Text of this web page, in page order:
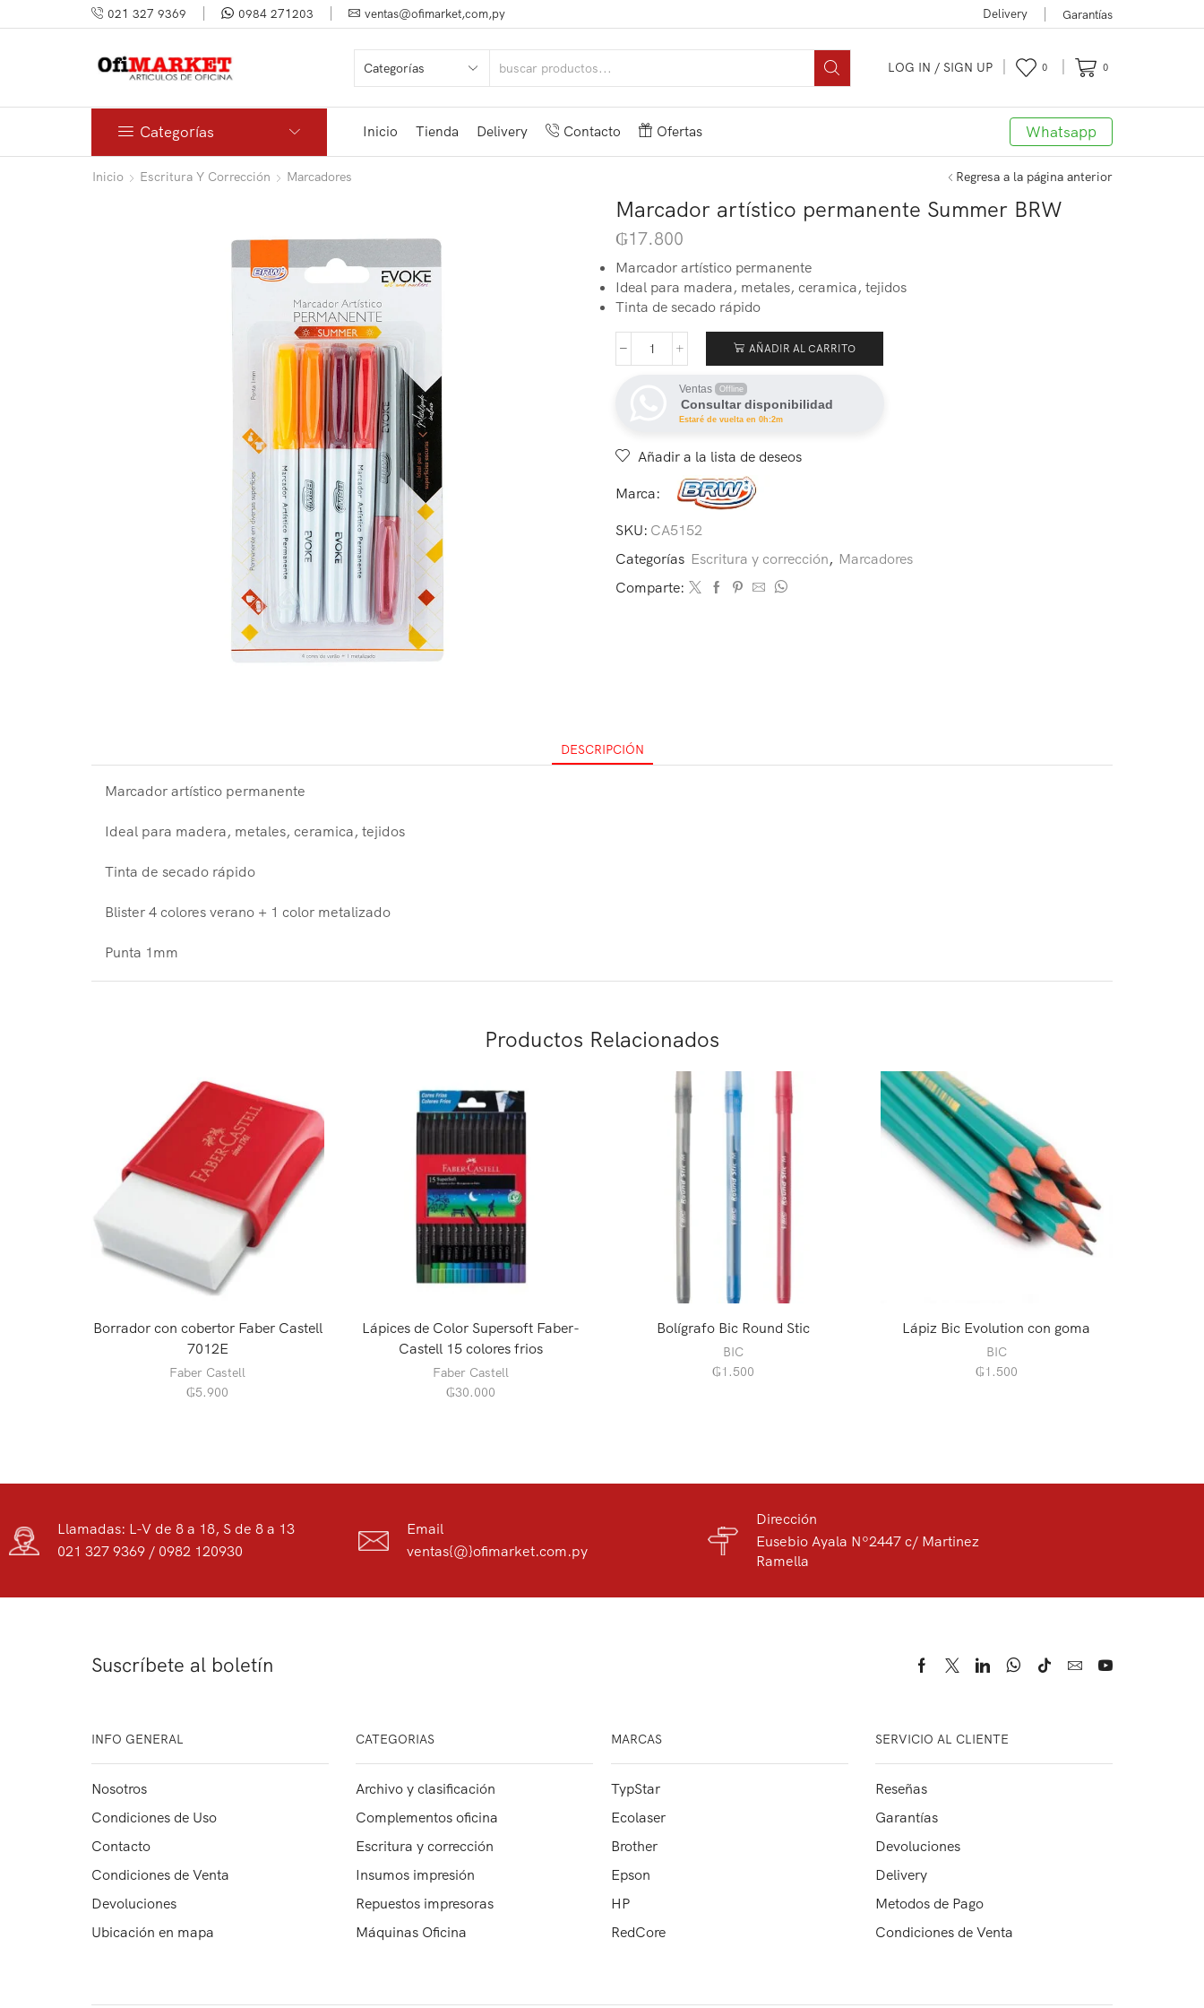
021 327 9369 0984 271203 ventas@ofimarket,com,py Delivery Garantías
LOG IN / SIGN UP 0 0
Categorías Inicio Tienda Delivery Contacto Ofertas Whatsapp
Inicio Escritura Y Corrección Marcadores Regresa a la página anterior
Marcador artístico permanente Summer BRW
₲17.800
Marcador artístico permanente
Ideal para madera, metales, ceramica, tejidos
Tinta de secado rápido
AÑADIR AL CARRITO
Ventas Offline
Consultar disponibilidad
Estaré de vuelta en 0h:2m
Añadir a la lista de deseos
Marca:
SKU: CA5152
Categorías Escritura y corrección, Marcadores
Comparte:
DESCRIPCIÓN
Marcador artístico permanente
Ideal para madera, metales, ceramica, tejidos
Tinta de secado rápido
Blister 4 colores verano + 1 color metalizado
Punta 1mm
Productos Relacionados
Borrador con cobertor Faber Castell
7012E
Faber Castell
₲5.900
Lápices de Color Supersoft Faber-
Castell 15 colores frios
Faber Castell
₲30.000
Bolígrafo Bic Round Stic
BIC
₲1.500
Lápiz Bic Evolution con goma
BIC
₲1.500
Llamadas: L-V de 8 a 18, S de 8 a 13
021 327 9369 / 0982 120930
Email
ventas{@}ofimarket.com.py
Dirección
Eusebio Ayala Nº2447 c/ Martinez
Ramella
Suscríbete al boletín
INFO GENERAL
Nosotros
Condiciones de Uso
Contacto
Condiciones de Venta
Devoluciones
Ubicación en mapa
CATEGORIAS
Archivo y clasificación
Complementos oficina
Escritura y corrección
Insumos impresión
Repuestos impresoras
Máquinas Oficina
MARCAS
TypStar
Ecolaser
Brother
Epson
HP
RedCore
SERVICIO AL CLIENTE
Reseñas
Garantías
Devoluciones
Delivery
Metodos de Pago
Condiciones de Venta